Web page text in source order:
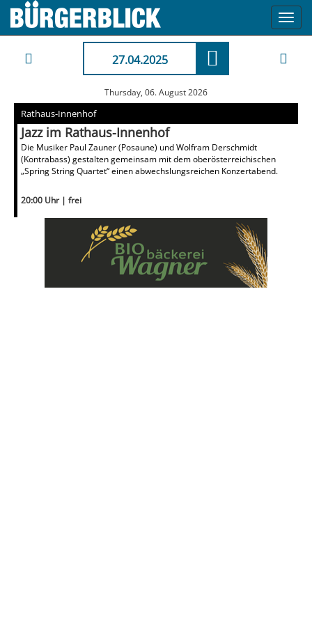
27.04.2025
Thursday, 06. August 2026
Rathaus-Innenhof
Jazz im Rathaus-Innenhof
Die Musiker Paul Zauner (Posaune) und Wolfram Derschmidt
(Kontrabass) gestalten gemeinsam mit dem oberösterreichischen
„Spring String Quartet“ einen abwechslungsreichen Konzertabend.
20:00 Uhr | frei